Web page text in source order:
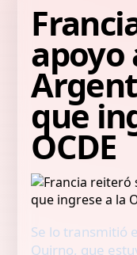
apoyo
que
OCDE
Se lo transmitió
Quirno, que